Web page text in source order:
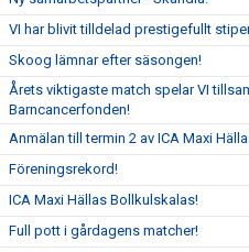
VI har blivit tilldelad prestigefullt
Skoog lämnar efter säsongen!
Årets viktigaste match spelar VI
Barncancerfonden!
Anmälan till termin 2 av ICA Maxi
Föreningsrekord!
ICA Maxi Hällas Bollkulskalas!
Full pott i gårdagens matcher!